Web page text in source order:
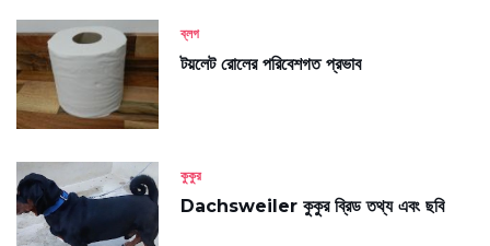
ব্লগ
টয়লেট রোলের পরিবেশগত প্রভাব
কুকুর
Dachsweiler কুকুর ব্রিড তথ্য এবং ছবি